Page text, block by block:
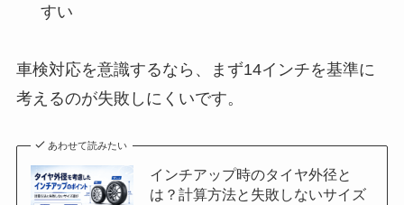
すい
車検対応を意識するなら、まず14インチを基準に
考えるのが失敗しにくいです。
あわせて読みたい
インチアップ時のタイヤ外径と
は？計算方法と失敗しないサイズ